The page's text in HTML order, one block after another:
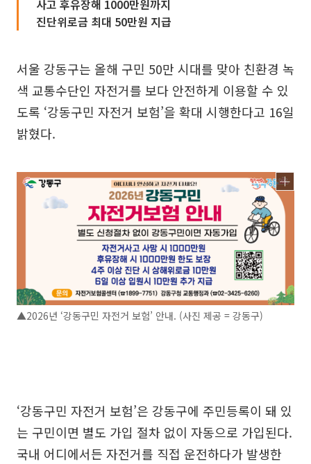
사고 후유장해 1000만원까지
진단위로금 최대 50만원 지급
서울 강동구는 올해 구민 50만 시대를 맞아 친환경 녹
색 교통수단인 자전거를 보다 안전하게 이용할 수 있
도록 ‘강동구민 자전거 보험’을 확대 시행한다고 16일
밝혔다.
▲2026년 ‘강동구민 자전거 보험’ 안내. (사진 제공 = 강동구)
‘강동구민 자전거 보험’은 강동구에 주민등록이 돼 있
는 구민이면 별도 가입 절차 없이 자동으로 가입된다.
국내 어디에서든 자전거를 직접 운전하다가 발생한